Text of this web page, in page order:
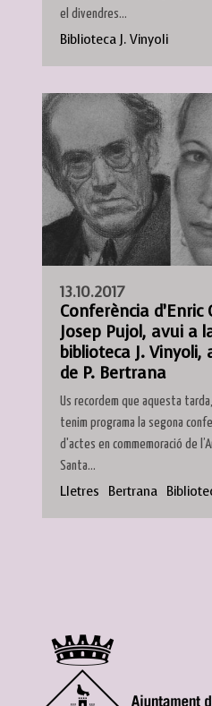
el divendres...
Biblioteca J. Vinyoli
13.10.2017
Conferència d’Enric
Josep Pujol, avui a
biblioteca J. Vinyoli,
de P. Bertrana
Us recordem que aquesta
tenim programa la segona
d'actes en commemoració de
Santa...
Lletres Bertrana